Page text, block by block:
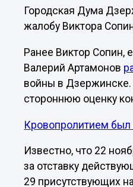
Городская Дума
жалобу Виктора
Ранее Виктор Сопин,
Валерий Артамонов
войны в Дзержинске.
стороннюю оценку
Кровопролитием был
Известно, что 22
за отставку
29 присутствующих